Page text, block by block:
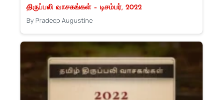
திருப்பலி வாசகங்கள் – டிசம்பர், 2022
By Pradeep Augustine